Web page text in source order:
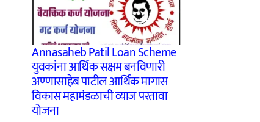
Annasaheb Patil Loan Scheme
युवकांना आर्थिक सक्षम बनविणारी
अण्णासाहेब पाटील आर्थिक मागास
विकास महामंडळाची व्याज परतावा
योजना